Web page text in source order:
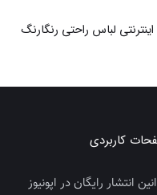
لباس راحتی رنگارنگ
کاربردی
انتشار رایگان در اپونیوز